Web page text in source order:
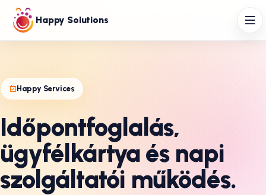
Happy Solutions
Happy Services
Időpontfoglalás,
ügyfélkártya és napi
szolgáltatói működés.